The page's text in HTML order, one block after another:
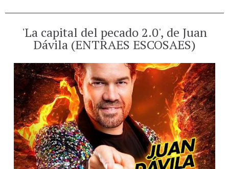
'La capital del pecado 2.0', de Juan
Dávila (ENTRAES ESCOSAES)